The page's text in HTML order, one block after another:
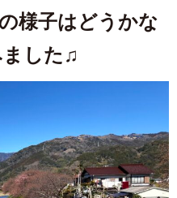
様子はどうかな
した♫